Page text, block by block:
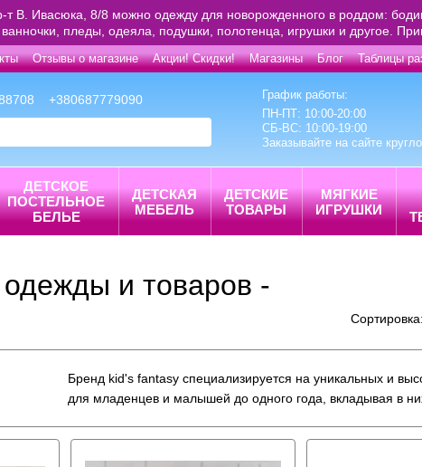
В. Ивасюка, 8/8 можно одежду для новорожденного в роддом:
пледы, одеяла, подушки, полотенца, игрушки и другое.
Отзывы о магазине Акции! Скидки! Магазины Блог Таблицы
+380687779090
График работы:
ПН-ПТ: 10:00-20:00
СБ-ВС: 10:00-19:00
Заказывайте на сайте
ДЕТСКОЕ
ПОСТЕЛЬНОЕ
БЕЛЬЕ
ДЕТСКАЯ
МЕБЕЛЬ
ДЕТСКИЕ
ТОВАРЫ
МЯГКИЕ
ИГРУШКИ
и товаров -
Сортировка:
Бренд kid's fantasy специализируется на уникальных и
для младенцев и малышей до одного года, вкладывая в